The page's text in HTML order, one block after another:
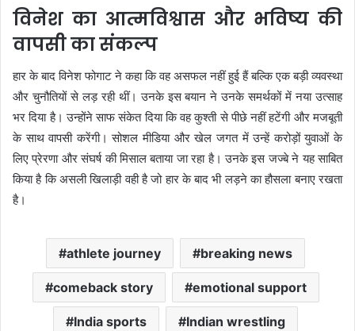
विनेश का आत्मविश्वास और भविष्य की
वापसी का संकल्प
हार के बाद विनेश फोगाट ने कहा कि वह असफल नहीं हुई हैं बल्कि एक बड़ी व्यवस्था
और चुनौतियों से लड़ रही थीं। उनके इस बयान ने उनके समर्थकों में नया उत्साह
भर दिया है। उन्होंने साफ संकेत दिया कि वह कुश्ती से पीछे नहीं हटेंगी और मजबूती
के साथ वापसी करेंगी। सोशल मीडिया और खेल जगत में उन्हें करोड़ों युवाओं के
लिए प्रेरणा और संघर्ष की मिसाल बताया जा रहा है। उनके इस जज्बे ने यह साबित
किया है कि असली खिलाड़ी वही है जो हार के बाद भी लड़ने का हौसला बनाए रखता
है।
athlete journey breaking news
comeback story emotional support
India sports Indian wrestling